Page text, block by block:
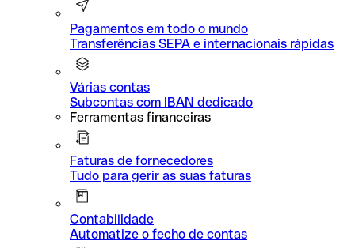
Pagamentos em todo o mundo
Transferências SEPA e internacionais rápidas
Várias contas
Subcontas com IBAN dedicado
Ferramentas financeiras
Faturas de fornecedores
Tudo para gerir as suas faturas
Contabilidade
Automatize o fecho de contas